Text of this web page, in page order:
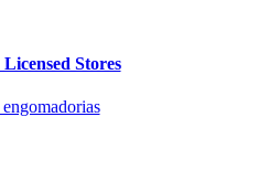
Licensed Stores